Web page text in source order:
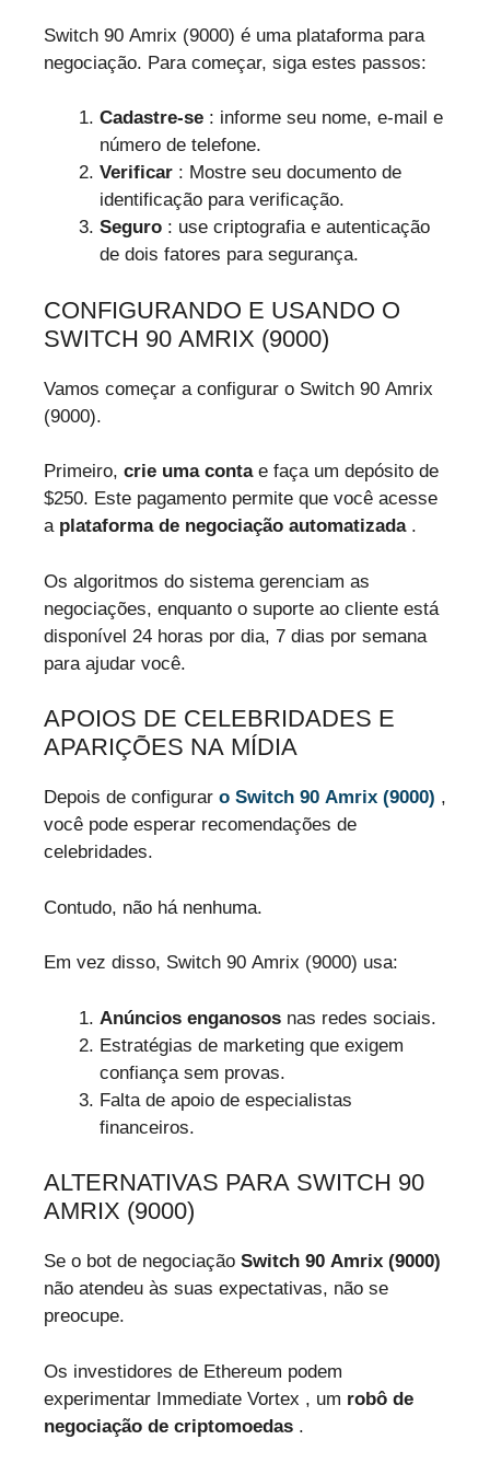
Switch 90 Amrix (9000) é uma plataforma para
negociação. Para começar, siga estes passos:
Cadastre-se : informe seu nome, e-mail e
número de telefone.
Verificar : Mostre seu documento de
identificação para verificação.
Seguro : use criptografia e autenticação
de dois fatores para segurança.
CONFIGURANDO E USANDO O
SWITCH 90 AMRIX (9000)
Vamos começar a configurar o Switch 90 Amrix
(9000).
Primeiro, crie uma contae faça um depósito de
$250. Este pagamento permite que você acesse
a plataforma de negociação automatizada.
Os algoritmos do sistema gerenciam as
negociações, enquanto o suporte ao cliente está
disponível 24 horas por dia, 7 dias por semana
para ajudar você.
APOIOS DE CELEBRIDADES E
APARIÇÕES NA MÍDIA
Depois de configurar o Switch 90 Amrix (9000) ,
você pode esperar recomendações de
celebridades.
Contudo, não há nenhuma.
Em vez disso, Switch 90 Amrix (9000) usa:
Anúncios enganosos nas redes sociais.
Estratégias de marketing que exigem
confiança sem provas.
Falta de apoio de especialistas
financeiros.
ALTERNATIVAS PARA SWITCH 90
AMRIX (9000)
Se o bot de negociação Switch 90 Amrix (9000)
não atendeu às suas expectativas, não se
preocupe.
Os investidores de Ethereum podem
experimentar Immediate Vortex , um robô de
negociação de criptomoedas .